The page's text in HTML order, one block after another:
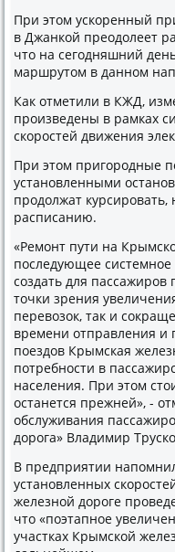
При этом ускоренный
в Джанкой преодолеет
что на сегодняшний
маршрутом в данном
Как отметили в КЖД,
произведены в рамках
скоростей движения
При этом пригородные
установленными
продолжат курсировать,
расписанию.
«Ремонт пути на
последующее
создать для пассажиров
точки зрения
перевозок, так и
времени отправления и
поездов Крымская
потребности в
населения. При этом
останется прежней», -
обслуживания
дорога» Владимир
В предприятии
установленных
железной дороге
что «поэтапное
участках Крымской